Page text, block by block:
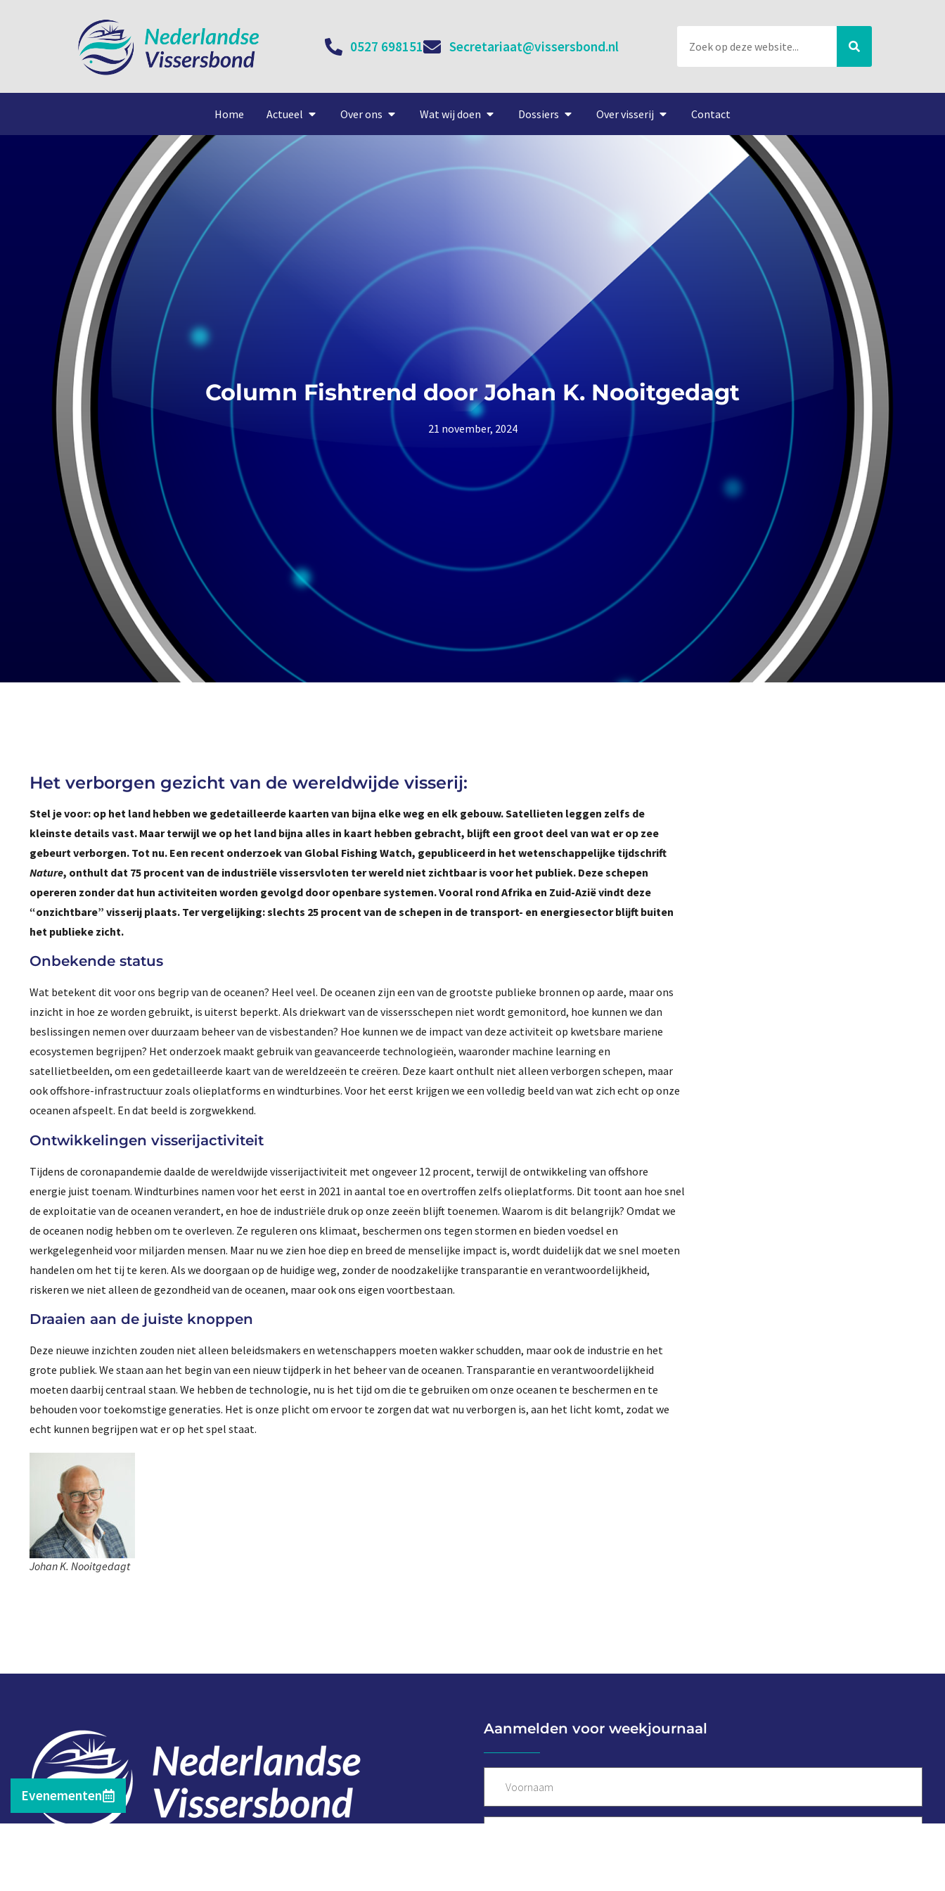
0527 698151 Secretariaat@vissersbond.nl
Home Actueel Over ons Wat wij doen Dossiers Over visserij Contact
Column Fishtrend door Johan K. Nooitgedagt
21 november, 2024
Het verborgen gezicht van de wereldwijde visserij:
Stel je voor: op het land hebben we gedetailleerde kaarten van bijna elke weg en elk gebouw. Satellieten leggen zelfs de
kleinste details vast. Maar terwijl we op het land bijna alles in kaart hebben gebracht, blijft een groot deel van wat er op zee
gebeurt verborgen. Tot nu. Een recent onderzoek van Global Fishing Watch, gepubliceerd in het wetenschappelijke tijdschrift
Nature, onthult dat 75 procent van de industriële vissersvloten ter wereld niet zichtbaar is voor het publiek. Deze schepen
opereren zonder dat hun activiteiten worden gevolgd door openbare systemen. Vooral rond Afrika en Zuid-Azië vindt deze
“onzichtbare” visserij plaats. Ter vergelijking: slechts 25 procent van de schepen in de transport- en energiesector blijft buiten
het publieke zicht.
Onbekende status
Wat betekent dit voor ons begrip van de oceanen? Heel veel. De oceanen zijn een van de grootste publieke bronnen op aarde, maar ons
inzicht in hoe ze worden gebruikt, is uiterst beperkt. Als driekwart van de vissersschepen niet wordt gemonitord, hoe kunnen we dan
beslissingen nemen over duurzaam beheer van de visbestanden? Hoe kunnen we de impact van deze activiteit op kwetsbare mariene
ecosystemen begrijpen? Het onderzoek maakt gebruik van geavanceerde technologieën, waaronder machine learning en
satellietbeelden, om een gedetailleerde kaart van de wereldzeeën te creëren. Deze kaart onthult niet alleen verborgen schepen, maar
ook offshore-infrastructuur zoals olieplatforms en windturbines. Voor het eerst krijgen we een volledig beeld van wat zich echt op onze
oceanen afspeelt. En dat beeld is zorgwekkend.
Ontwikkelingen visserijactiviteit
Tijdens de coronapandemie daalde de wereldwijde visserijactiviteit met ongeveer 12 procent, terwijl de ontwikkeling van offshore
energie juist toenam. Windturbines namen voor het eerst in 2021 in aantal toe en overtroffen zelfs olieplatforms. Dit toont aan hoe snel
de exploitatie van de oceanen verandert, en hoe de industriële druk op onze zeeën blijft toenemen. Waarom is dit belangrijk? Omdat we
de oceanen nodig hebben om te overleven. Ze reguleren ons klimaat, beschermen ons tegen stormen en bieden voedsel en
werkgelegenheid voor miljarden mensen. Maar nu we zien hoe diep en breed de menselijke impact is, wordt duidelijk dat we snel moeten
handelen om het tij te keren. Als we doorgaan op de huidige weg, zonder de noodzakelijke transparantie en verantwoordelijkheid,
riskeren we niet alleen de gezondheid van de oceanen, maar ook ons eigen voortbestaan.
Draaien aan de juiste knoppen
Deze nieuwe inzichten zouden niet alleen beleidsmakers en wetenschappers moeten wakker schudden, maar ook de industrie en het
grote publiek. We staan aan het begin van een nieuw tijdperk in het beheer van de oceanen. Transparantie en verantwoordelijkheid
moeten daarbij centraal staan. We hebben de technologie, nu is het tijd om die te gebruiken om onze oceanen te beschermen en te
behouden voor toekomstige generaties. Het is onze plicht om ervoor te zorgen dat wat nu verborgen is, aan het licht komt, zodat we
echt kunnen begrijpen wat er op het spel staat.
Johan K. Nooitgedagt
Evenementen
Aanmelden voor weekjournaal